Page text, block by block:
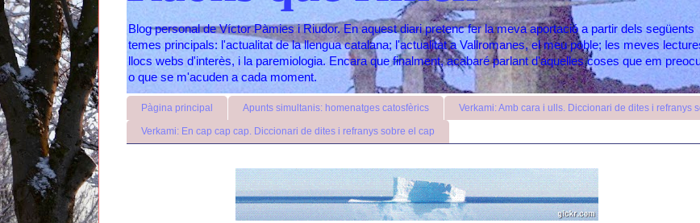
Blog personal de Víctor Pàmies i Riudor. En aquest diari pretenc fer la meva aportació a partir dels següents
temes principals: l'actualitat de la llengua catalana; l'actualitat a Vallromanes, el meu poble; les meves
llocs webs d'interès, i la paremiologia. Encara que finalment, acabaré parlant d'aquelles coses que em
o que se m'acuden a cada moment.
Pàgina principal Apunts simultanis: homenatges catosfèrics Verkami: Amb cara i ulls. Diccionari de dites i refranys
Verkami: En cap cap cap. Diccionari de dites i refranys sobre el cap